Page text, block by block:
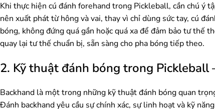
Khi thực hiện cú đánh forehand trong Pickleball, cần chú ý
nên xuất phát từ hông và vai, thay vì chỉ dùng sức tay, cú
bóng, không đứng quá gần hoặc quá xa để đảm bảo tư thế
quay lại tư thế chuẩn bị, sẵn sàng cho pha bóng tiếp theo.
2. Kỹ thuật đánh bóng trong Pickleball
Backhand là một trong những kỹ thuật đánh bóng quan
Đánh backhand yêu cầu sự chính xác, sự linh hoạt và kỹ